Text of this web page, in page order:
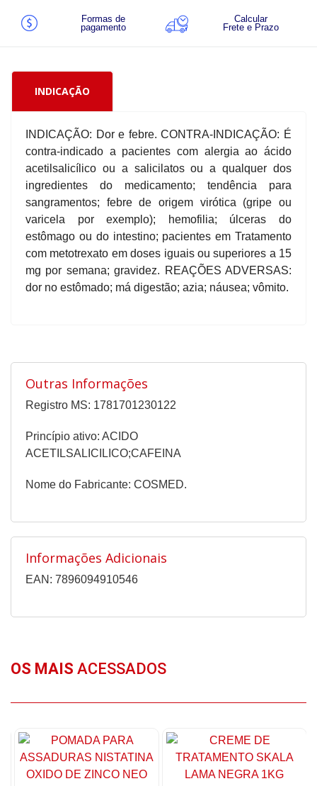
Formas de
pagamento
Calcular
Frete e Prazo
INDICAÇÃO
INDICAÇÃO: Dor e febre. CONTRA-INDICAÇÃO: É
contra-indicado a pacientes com alergia ao ácido
acetilsalicílico ou a salicilatos ou a qualquer dos
ingredientes do medicamento; tendência para
sangramentos; febre de origem virótica (gripe ou
varicela por exemplo); hemofilia; úlceras do
estômago ou do intestino; pacientes em Tratamento
com metotrexato em doses iguais ou superiores a 15
mg por semana; gravidez. REAÇÕES ADVERSAS:
dor no estômado; má digestão; azia; náusea; vômito.
Outras Informações
Registro MS: 1781701230122
Princípio ativo: ACIDO
ACETILSALICILICO;CAFEINA
Nome do Fabricante: COSMED.
Informações Adicionais
EAN: 7896094910546
OS MAIS ACESSADOS